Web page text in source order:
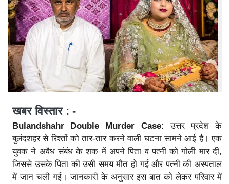
खबर विस्तार : -
Bulandshahr Double Murder Case: उत्तर प्रदेश के
बुलंदशहर से रिश्तों को तार-तार करने वाली घटना सामने आई है। एक
युवक ने अवैध संबंध के शक में अपने पिता व पत्नी को गोली मार दी,
जिससे उसके पिता की उसी समय मौत हो गई और पत्नी की अस्पताल
में जान चली गई। जानकारी के अनुसार इस बात को लेकर परिवार में